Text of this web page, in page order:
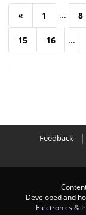
« 1 ... 8
15 16 ...
Feedback
Developed and
Electronics &